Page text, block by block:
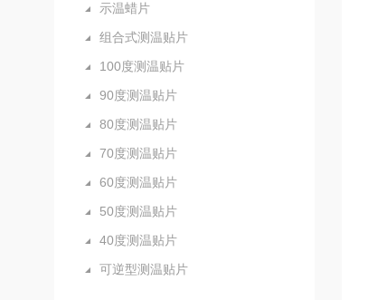
示温蜡片
组合式测温贴片
100度测温贴片
90度测温贴片
80度测温贴片
70度测温贴片
60度测温贴片
50度测温贴片
40度测温贴片
可逆型测温贴片